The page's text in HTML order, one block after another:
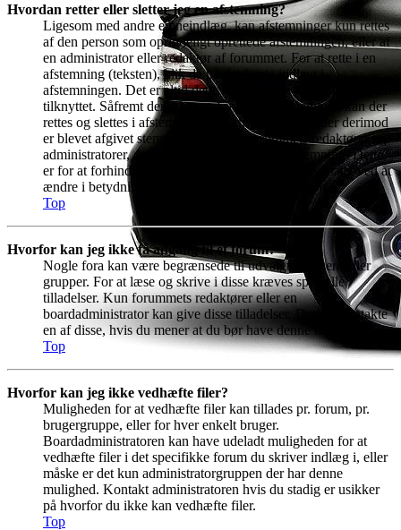
Hvordan retter eller sletter jeg en afstemning?
Ligesom med andre emneindlæg, kan afstemninger kun rettes
af den person som oprindeligt oprettede afstemningen, eller af
en administrator eller redaktør af forummet. For at rette i en
afstemning (teksten), klik da på det første indlæg i
afstemningen. Det er altid dette indlæg, som har afstemningen
tilknyttet. Såfremt der ikke er afgivet nogen stemmer, kan der
rettes og slettes i afstemningsmulighederne. Hvis der derimod
er blevet afgivet stemmer er det kun forummets redaktører og
administratorer, der kan rette eller slette en afstemning. Dette
er for at forhindre at folk kan manipulere med resultatet ved at
ændre i betydningen halvvejs inde i afstemningen.
Top
Hvorfor kan jeg ikke få adgang til et forum?
Nogle fora kan være begrænsede til udvalgte brugere eller
grupper. For at læse og skrive i disse kræves specielle
tilladelser. Kun forummets redaktører eller en
boardadministrator kan give disse tilladelser. Du bør kontakte
en af disse, hvis du mener at du bør have denne tilladelse.
Top
Hvorfor kan jeg ikke vedhæfte filer?
Muligheden for at vedhæfte filer kan tillades pr. forum, pr.
brugergruppe, eller for hver enkelt bruger.
Boardadministratoren kan have udeladt muligheden for at
vedhæfte filer i det specifikke forum du skriver indlæg i, eller
måske er det kun administratorgruppen der har denne
mulighed. Kontakt administratoren hvis du stadig er usikker
på hvorfor du ikke kan vedhæfte filer.
Top